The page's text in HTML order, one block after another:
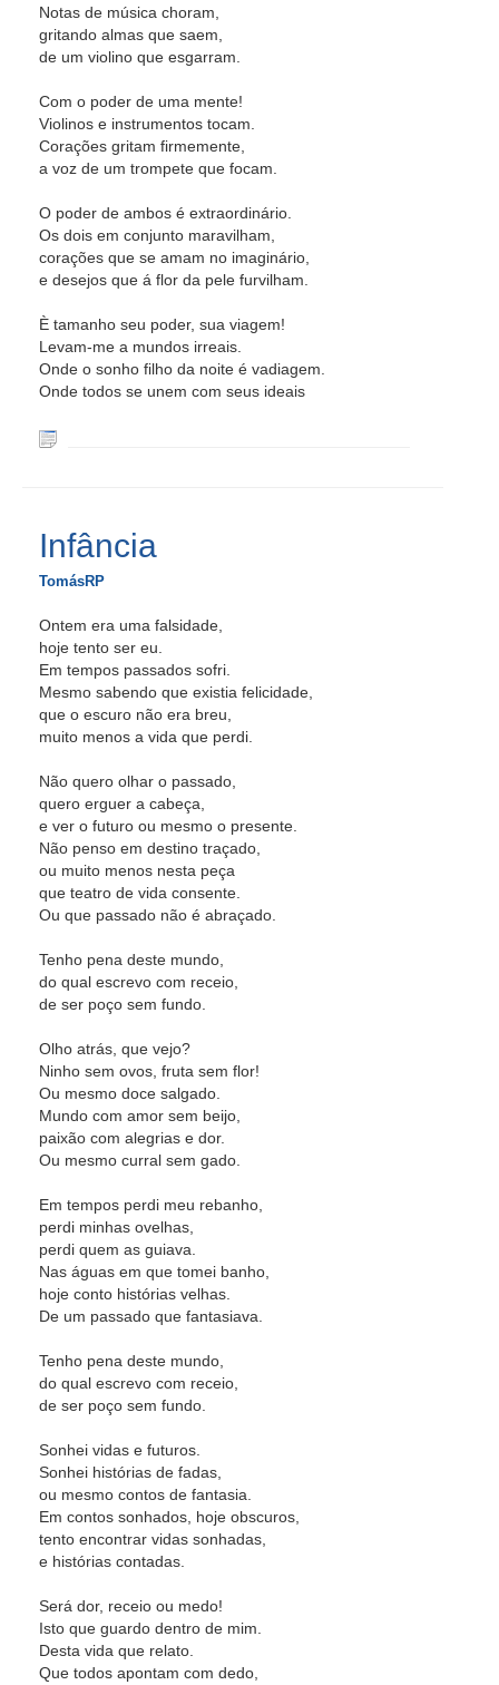
Notas de música choram,
gritando almas que saem,
de um violino que esgarram.
Com o poder de uma mente!
Violinos e instrumentos tocam.
Corações gritam firmemente,
a voz de um trompete que focam.
O poder de ambos é extraordinário.
Os dois em conjunto maravilham,
corações que se amam no imaginário,
e desejos que á flor da pele furvilham.
È tamanho seu poder, sua viagem!
Levam-me a mundos irreais.
Onde o sonho filho da noite é vadiagem.
Onde todos se unem com seus ideais
Infância
TomásRP
Ontem era uma falsidade,
hoje tento ser eu.
Em tempos passados sofri.
Mesmo sabendo que existia felicidade,
que o escuro não era breu,
muito menos a vida que perdi.
Não quero olhar o passado,
quero erguer a cabeça,
e ver o futuro ou mesmo o presente.
Não penso em destino traçado,
ou muito menos nesta peça
que teatro de vida consente.
Ou que passado não é abraçado.
Tenho pena deste mundo,
do qual escrevo com receio,
de ser poço sem fundo.
Olho atrás, que vejo?
Ninho sem ovos, fruta sem flor!
Ou mesmo doce salgado.
Mundo com amor sem beijo,
paixão com alegrias e dor.
Ou mesmo curral sem gado.
Em tempos perdi meu rebanho,
perdi minhas ovelhas,
perdi quem as guiava.
Nas águas em que tomei banho,
hoje conto histórias velhas.
De um passado que fantasiava.
Tenho pena deste mundo,
do qual escrevo com receio,
de ser poço sem fundo.
Sonhei vidas e futuros.
Sonhei histórias de fadas,
ou mesmo contos de fantasia.
Em contos sonhados, hoje obscuros,
tento encontrar vidas sonhadas,
e histórias contadas.
Será dor, receio ou medo!
Isto que guardo dentro de mim.
Desta vida que relato.
Que todos apontam com dedo,